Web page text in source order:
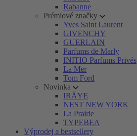
Rabanne
Prémiové značky
Yves Saint Laurent
GIVENCHY
GUERLAIN
Parfums de Marly
INITIO Parfums Privés
La Mer
Tom Ford
Novinka
IRÄYE
NEST NEW YORK
La Prairie
TYPEBEA
Výprodej a bestsellery